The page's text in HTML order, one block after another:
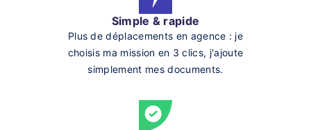
Simple & rapide
Plus de déplacements en agence : je
choisis ma mission en 3 clics, j'ajoute
simplement mes documents.